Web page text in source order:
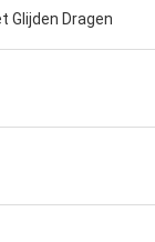
Glijden Dragen